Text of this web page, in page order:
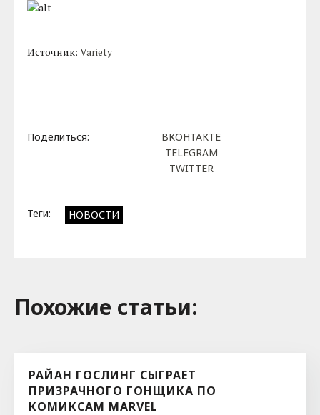
Источник:Variety
Поделиться:
ВКОНТАКТЕ
TELEGRAM
TWITTER
Теги: НОВОСТИ
Похожие cтатьи:
РАЙАН ГОСЛИНГ СЫГРАЕТ
ПРИЗРАЧНОГО ГОНЩИКА ПО
КОМИКСАМ MARVEL